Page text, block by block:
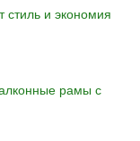
стиль и экономия
рамы с